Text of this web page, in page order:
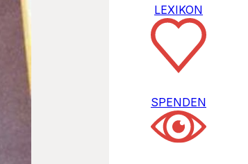
LEXIKON
SPENDEN